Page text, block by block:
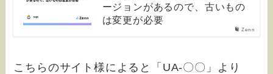
Zenn
ージョンがあるので、古いもの
は変更が必要
こちらのサイト様によると「UA-〇〇」より